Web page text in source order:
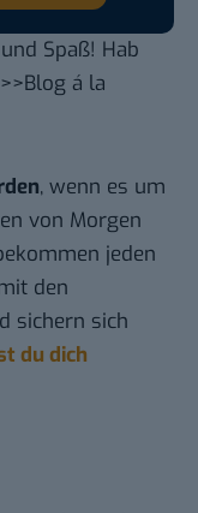
Spaß! Hab
á la
, wenn es um
von Morgen
jeden
den
sichern sich
du dich